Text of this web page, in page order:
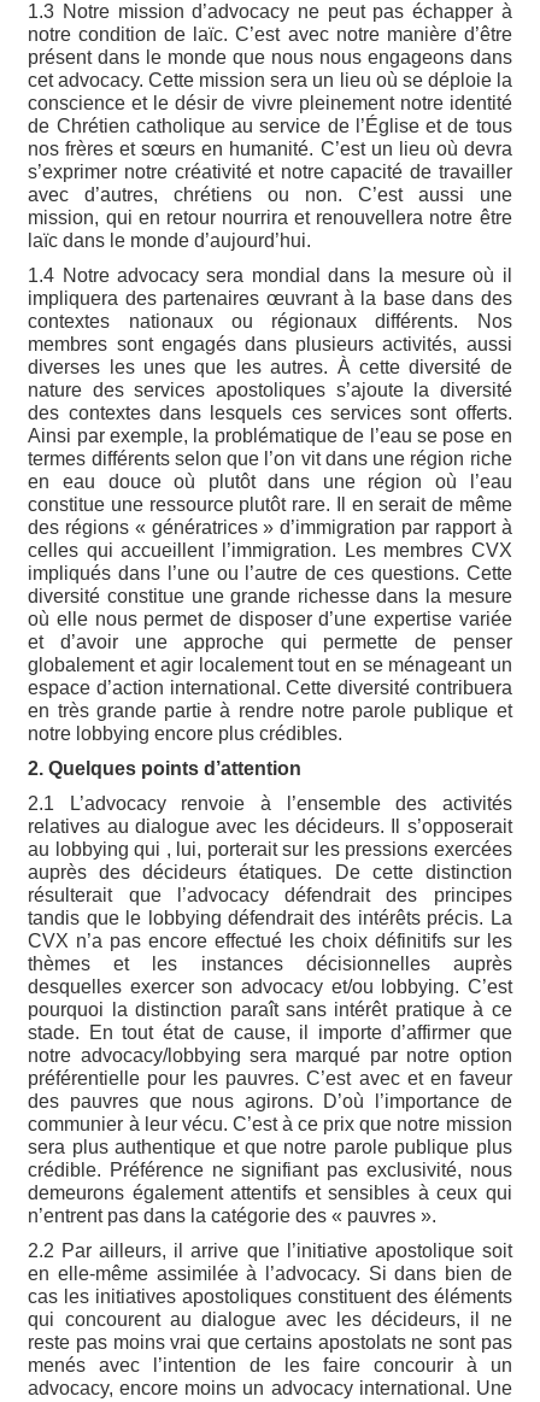
1.3 Notre mission d’advocacy ne peut pas échapper à
notre condition de laïc. C’est avec notre manière d’être
présent dans le monde que nous nous engageons dans
cet advocacy. Cette mission sera un lieu où se déploie la
conscience et le désir de vivre pleinement notre identité
de Chrétien catholique au service de l’Église et de tous
nos frères et sœurs en humanité. C’est un lieu où devra
s’exprimer notre créativité et notre capacité de travailler
avec d’autres, chrétiens ou non. C’est aussi une
mission, qui en retour nourrira et renouvellera notre être
laïc dans le monde d’aujourd’hui.
1.4 Notre advocacy sera mondial dans la mesure où il
impliquera des partenaires œuvrant à la base dans des
contextes nationaux ou régionaux différents. Nos
membres sont engagés dans plusieurs activités, aussi
diverses les unes que les autres. À cette diversité de
nature des services apostoliques s’ajoute la diversité
des contextes dans lesquels ces services sont offerts.
Ainsi par exemple, la problématique de l’eau se pose en
termes différents selon que l’on vit dans une région riche
en eau douce où plutôt dans une région où l’eau
constitue une ressource plutôt rare. Il en serait de même
des régions « génératrices » d’immigration par rapport à
celles qui accueillent l’immigration. Les membres CVX
impliqués dans l’une ou l’autre de ces questions. Cette
diversité constitue une grande richesse dans la mesure
où elle nous permet de disposer d’une expertise variée
et d’avoir une approche qui permette de penser
globalement et agir localement tout en se ménageant un
espace d’action international. Cette diversité contribuera
en très grande partie à rendre notre parole publique et
notre lobbying encore plus crédibles.
2. Quelques points d’attention
2.1 L’advocacy renvoie à l’ensemble des activités
relatives au dialogue avec les décideurs. Il s’opposerait
au lobbying qui , lui, porterait sur les pressions exercées
auprès des décideurs étatiques. De cette distinction
résulterait que l’advocacy défendrait des principes
tandis que le lobbying défendrait des intérêts précis. La
CVX n’a pas encore effectué les choix définitifs sur les
thèmes et les instances décisionnelles auprès
desquelles exercer son advocacy et/ou lobbying. C’est
pourquoi la distinction paraît sans intérêt pratique à ce
stade. En tout état de cause, il importe d’affirmer que
notre advocacy/lobbying sera marqué par notre option
préférentielle pour les pauvres. C’est avec et en faveur
des pauvres que nous agirons. D’où l’importance de
communier à leur vécu. C’est à ce prix que notre mission
sera plus authentique et que notre parole publique plus
crédible. Préférence ne signifiant pas exclusivité, nous
demeurons également attentifs et sensibles à ceux qui
n’entrent pas dans la catégorie des « pauvres ».
2.2 Par ailleurs, il arrive que l’initiative apostolique soit
en elle-même assimilée à l’advocacy. Si dans bien de
cas les initiatives apostoliques constituent des éléments
qui concourent au dialogue avec les décideurs, il ne
reste pas moins vrai que certains apostolats ne sont pas
menés avec l’intention de les faire concourir à un
advocacy, encore moins un advocacy international. Une